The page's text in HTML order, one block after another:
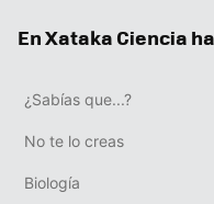
En Xataka Ciencia
¿Sabías que...?
No te lo creas
Biología